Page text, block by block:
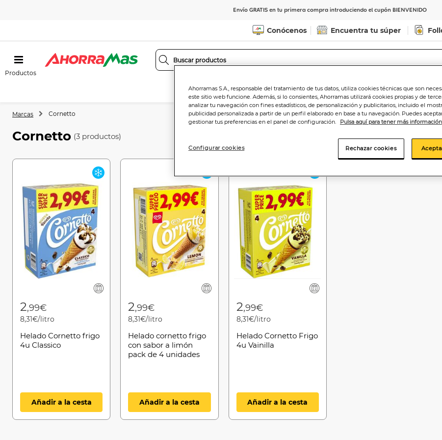
Envío GRATIS en tu primera compra introduciendo el cupón BIENVENIDO
Conócenos Encuentra tu súper
Productos
Indicar CP Ver horarios de entrega
Marcas Cornetto
Cornetto (3 productos)
2,99€
8,31€/litro
Helado Cornetto frigo
4u Classico
Añadir a la cesta
2,99€
8,31€/litro
Helado cornetto frigo
con sabor a limón
pack de 4 unidades
Añadir a la cesta
2,99€
8,31€/litro
Helado Cornetto Frigo
4u Vainilla
Añadir a la cesta
Ahorramas S.A., responsable del tratamiento de tus datos, utiliza cookies técnicas que son
este sitio web funcione. Además, si lo consientes, Ahorramas utilizará cookies propias y de
analizar tu navegación con fines estadísticos, de personalización y publicitarios, incluido el
publicidad personalizada a partir de un perfil elaborado en base a tu navegación. Puedes
gestionar tus preferencias en el panel de configuración.
Pulsa aquí para tener más información
Configurar cookies Rechazar cookies